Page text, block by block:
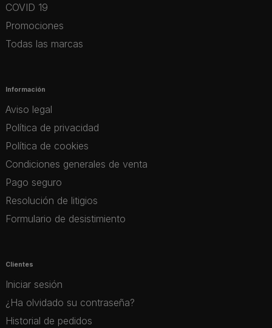
COVID 19
Promociones
Todas las marcas
Información
Aviso legal
Política de privacidad
Política de cookies
Condiciones generales de venta
Pago seguro
Resolución de litigios
Formulario de desistimiento
Clientes
Iniciar sesión
¿Ha olvidado su contraseña?
Historial de pedidos